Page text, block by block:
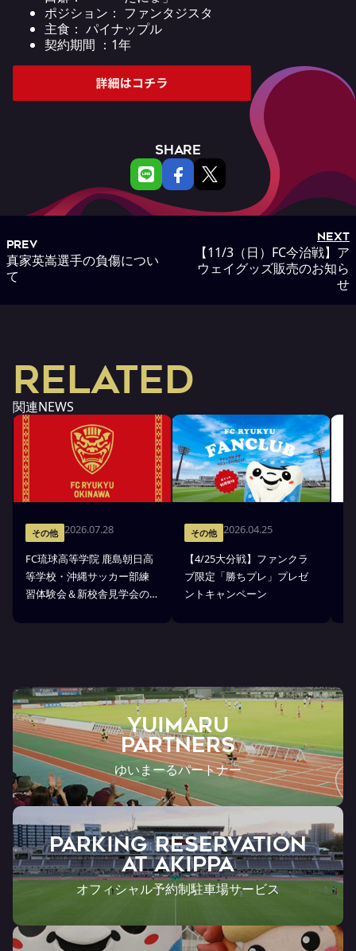
ポジション： ファンタジスタ
主食： パイナップル
契約期間 ：1年
SHARE
PREV
真家英嵩選手の負傷につい
て
NEXT
【11/3（日）FC今治戦】ア
ウェイグッズ販売のお知ら
せ
RELATED
関連NEWS
その他 2026.07.28
FC琉球高等学院 鹿島朝日高
等学校・沖縄サッカー部練
習体験会＆新校舎見学会の
その他 2026.04.25
【4/25大分戦】ファンクラ
ブ限定「勝ちプレ」プレゼ
ントキャンペーン
YUIMARU
Partners
ゆいまーるパートナー
PARKING RESERVATION
AT Akippa
オフィシャル予約制駐車場サービス